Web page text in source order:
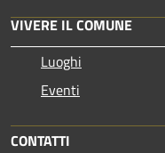
VIVERE IL COMUNE
Luoghi
Eventi
CONTATTI